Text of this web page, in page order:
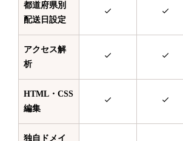
都道府県別
配送日設定
アクセス解
析
HTML・CSS
編集
独自ドメイ